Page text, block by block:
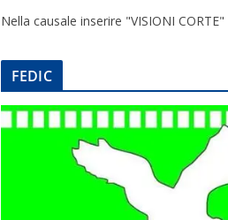
Nella causale inserire "VISIONI CORTE"
FEDIC